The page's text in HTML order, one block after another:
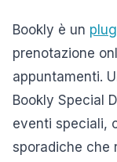
Bookly è un
prenotazione
appuntamenti.
Bookly Special
eventi speciali,
sporadiche che